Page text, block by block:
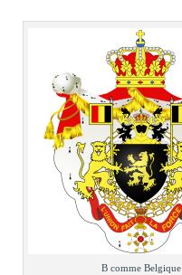
B comme Belgique